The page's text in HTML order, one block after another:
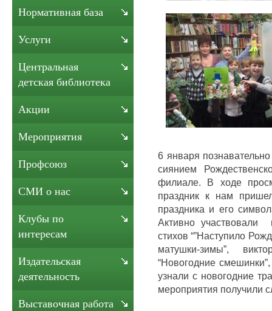
6 января
сиянием
филиале. В ходе
праздник к нам
праздника и его
Активно участвовали
стихов “”Наступило
матушки-зимы”,
“Новогодние
узнали с новогодние
мероприятия получили
Нормативная база
Услуги
Центральная
детская библиотека
Акции
Мероприятия
Профсоюз
СМИ о нас
Клубы по
интересам
Издательская
деятельность
Выставочная работа